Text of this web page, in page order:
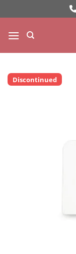
ไป
ยัง
เนื้อหา
Discontinued